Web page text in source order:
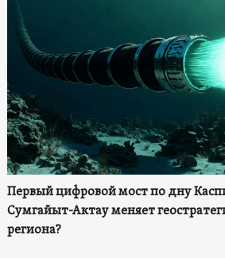
Первый цифровой мост по дну
Сумгайыт-Актау меняет
региона?